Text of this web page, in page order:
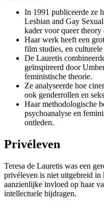
In 1991 publiceerde ze
Lesbian and Gay
kader voor queer
Haar werk heeft een
film studies, en
De Lauretis
geïnspireerd door
feministische theorie.
Ze analyseerde hoe
ook genderrollen en
Haar methodologische
psychoanalyse en
ontleden.
Privéleven
Teresa de Lauretis was een
privéleven is niet uitgebreid in
aanzienlijke invloed op haar
intellectuele bijdragen.